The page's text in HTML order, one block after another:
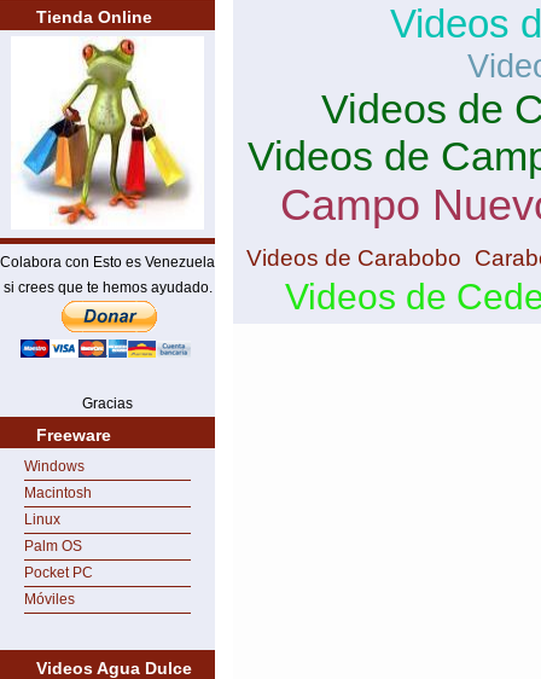
Tienda Online
Colabora con Esto es Venezuela
si crees que te hemos ayudado.
Gracias
Freeware
Windows
Macintosh
Linux
Palm OS
Pocket PC
Móviles
Videos Agua Dulce
Videos
Videos de
Videos de
Campo
Videos de Carabobo
Videos de